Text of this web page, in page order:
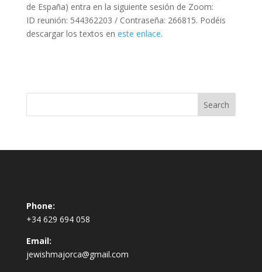
de España) entra en la siguiente sesión de Zoom:
ID reunión: 544362203 / Contraseña: 266815. Podéis
descargar los textos en este enlace.
Phone:
+34 629 694 058
Email:
jewishmajorca@gmail.com